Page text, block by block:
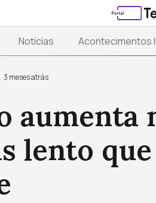
Notícias Acontecimentos
3 meses atrás
aumenta
lento